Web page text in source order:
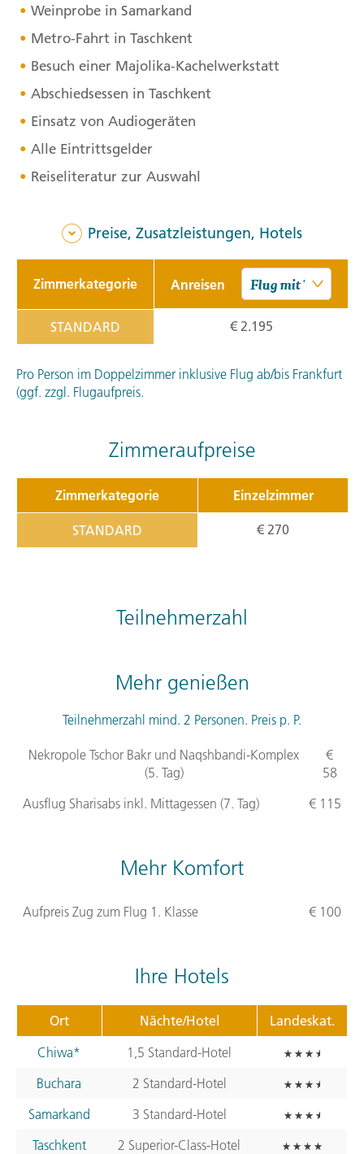
Weinprobe in Samarkand
Metro-Fahrt in Taschkent
Besuch einer Majolika-Kachelwerkstatt
Abschiedsessen in Taschkent
Einsatz von Audiogeräten
Alle Eintrittsgelder
Reiseliteratur zur Auswahl
Preise, Zusatzleistungen, Hotels
Zimmerkategorie Anreisen
STANDARD € 2.195
Pro Person im Doppelzimmer inklusive Flug ab/bis Frankfurt
(ggf. zzgl. Flugaufpreis.
Zimmeraufpreise
Zimmerkategorie Einzelzimmer
STANDARD € 270
Teilnehmerzahl
Mehr genießen
Teilnehmerzahl mind. 2 Personen. Preis p. P.
Nekropole Tschor Bakr und Naqshbandi-Komplex
(5. Tag)
€
58
Ausflug Sharisabs inkl. Mittagessen (7. Tag)
€ 115
Mehr Komfort
Aufpreis Zug zum Flug 1. Klasse € 100
Ihre Hotels
Ort Nächte/Hotel
Landeskat.
Chiwa*
1,5 Standard-Hotel
Buchara
2 Standard-Hotel
Samarkand
3 Standard-Hotel
Taschkent
2 Superior-Class-Hotel